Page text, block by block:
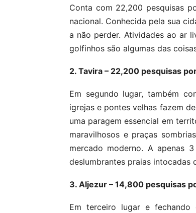
Conta com 22,200 pesquisas
nacional. Conhecida pela sua
a não perder. Atividades ao ar
golfinhos são algumas das
2. Tavira – 22,200 pesquisas
Em segundo lugar, também
igrejas e pontes velhas fazem
uma paragem essencial em
maravilhosos e praças
mercado moderno. A apenas
deslumbrantes praias intocadas
3. Aljezur – 14,800 pesquisas
Em terceiro lugar e fechando